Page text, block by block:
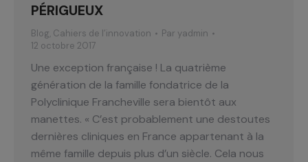
PÉRIGUEUX
Blog, Cahiers de l’innovation Par yadmin
12 octobre 2017
Une exception française ! La quatrième
génération de la famille fondatrice de la
Polyclinique Francheville sera bientôt aux
manettes. « C’est probablement une destoutes
dernières cliniques en France appartenant à la
même famille depuis plus d’un siècle. Cela nous